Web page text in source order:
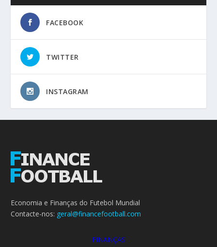
FACEBOOK
TWITTER
INSTAGRAM
Economia e Finanças do Futebol Mundial
Contacte-nos: geral@financefootball.com
FINANÇAS